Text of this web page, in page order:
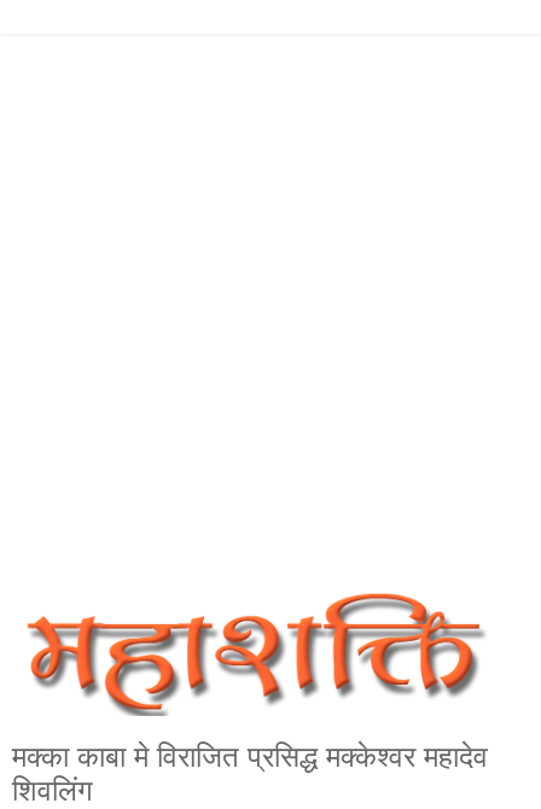
मक्का काबा मे विराजित प्रसिद्ध मक्‍केश्‍वर महादेव
शिवलिंग